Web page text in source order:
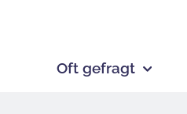
Oft gefragt